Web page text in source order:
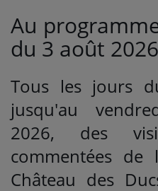
Agenda
Se connecter
Au
du 3 août
Tous les jours
jusqu'au
2026, des
commentées
Château des